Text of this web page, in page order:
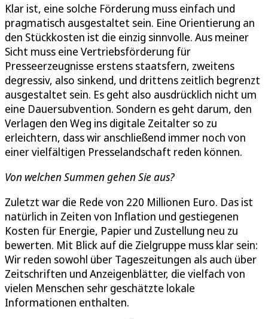
Klar ist, eine solche Förderung muss einfach und
pragmatisch ausgestaltet sein. Eine Orientierung an
den Stückkosten ist die einzig sinnvolle. Aus meiner
Sicht muss eine Vertriebsförderung für
Presseerzeugnisse erstens staatsfern, zweitens
degressiv, also sinkend, und drittens zeitlich begrenzt
ausgestaltet sein. Es geht also ausdrücklich nicht um
eine Dauersubvention. Sondern es geht darum, den
Verlagen den Weg ins digitale Zeitalter so zu
erleichtern, dass wir anschließend immer noch von
einer vielfältigen Presselandschaft reden können.
Von welchen Summen gehen Sie aus?
Zuletzt war die Rede von 220 Millionen Euro. Das ist
natürlich in Zeiten von Inflation und gestiegenen
Kosten für Energie, Papier und Zustellung neu zu
bewerten. Mit Blick auf die Zielgruppe muss klar sein:
Wir reden sowohl über Tageszeitungen als auch über
Zeitschriften und Anzeigenblätter, die vielfach von
vielen Menschen sehr geschätzte lokale
Informationen enthalten.